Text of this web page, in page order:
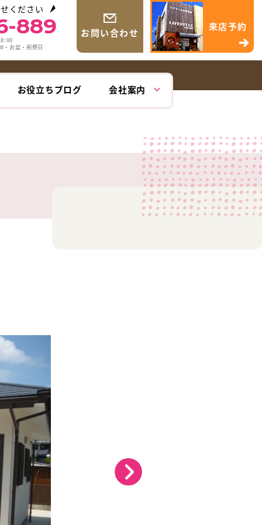
ください
889
・お盆・祝祭日
お問い合わせ
来店予約
お役立ちブログ 会社案内